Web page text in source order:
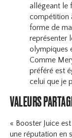
allégeant le
compétition
forme de
représenter
olympiques
Comme
préféré est
celui que je
VALEURS
« Booster Juice
une réputation en